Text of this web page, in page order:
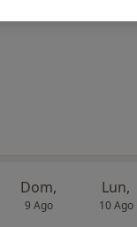
Dom,
9 Ago
Lun,
10 Ago